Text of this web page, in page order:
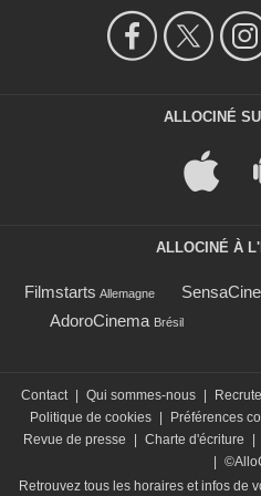
ALLOCINÉ
ALLOCINÉ À
Filmstarts Allemagne SensaCine
AdoroCinema Brésil
Contact | Qui sommes-nous |
Politique de cookies | Préférences
Revue de presse
| Charte d'écriture |
|
Retrouvez tous les horaires et infos de